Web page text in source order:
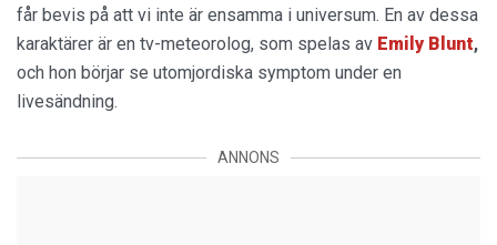
får bevis på att vi inte är ensamma i universum. En av dessa
karaktärer är en tv-meteorolog, som spelas av Emily Blunt,
och hon börjar se utomjordiska symptom under en
livesändning.
ANNONS